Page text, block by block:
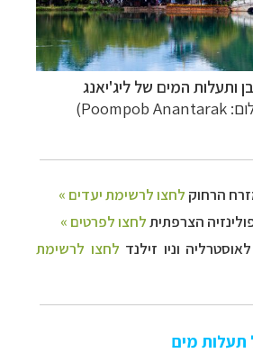
ותעלות המים של ליג'יאנג
Poompob Anantarak
)
תעלות מים